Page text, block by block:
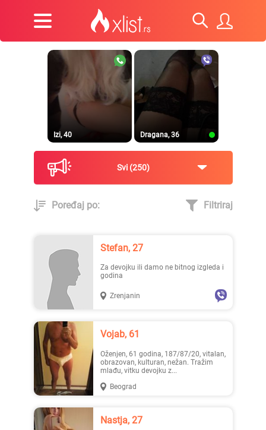
Izi, 40 Dragana, 36
Lisa ..., 28
Teodo..., 43
Svi 250
Poređaj po: Filtriraj
Stefan, 27
Za devojku ili damo ne bitnog izgleda i
godina
Zrenjanin
Vojab, 61
Oženjen, 61 godina, 187/87/20, vitalan,
obrazovan, kulturan, nežan. Tražim
mlađu, vitku devojku z...
Beograd
Nastja, 27